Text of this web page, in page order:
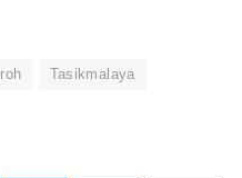
Tasikmalaya